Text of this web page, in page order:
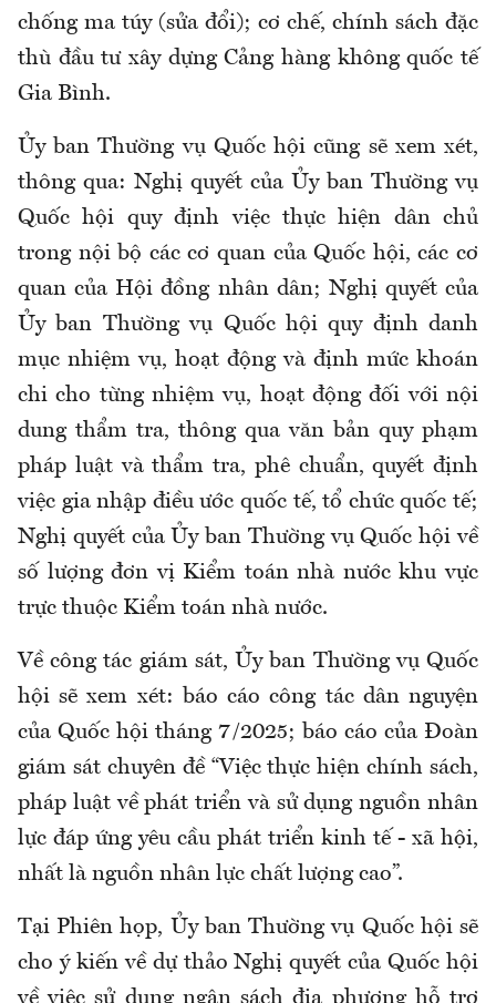
chống ma túy (sửa đổi); cơ chế, chính sách đặc
thù đầu tư xây dựng Cảng hàng không quốc tế
Gia Bình.
Ủy ban Thường vụ Quốc hội cũng sẽ xem xét,
thông qua: Nghị quyết của Ủy ban Thường vụ
Quốc hội quy định việc thực hiện dân chủ
trong nội bộ các cơ quan của Quốc hội, các cơ
quan của Hội đồng nhân dân; Nghị quyết của
Ủy ban Thường vụ Quốc hội quy định danh
mục nhiệm vụ, hoạt động và định mức khoán
chi cho từng nhiệm vụ, hoạt động đối với nội
dung thẩm tra, thông qua văn bản quy phạm
pháp luật và thẩm tra, phê chuẩn, quyết định
việc gia nhập điều ước quốc tế, tổ chức quốc tế;
Nghị quyết của Ủy ban Thường vụ Quốc hội về
số lượng đơn vị Kiểm toán nhà nước khu vực
trực thuộc Kiểm toán nhà nước.
Về công tác giám sát, Ủy ban Thường vụ Quốc
hội sẽ xem xét: báo cáo công tác dân nguyện
của Quốc hội tháng 7/2025; báo cáo của Đoàn
giám sát chuyên đề “Việc thực hiện chính sách,
pháp luật về phát triển và sử dụng nguồn nhân
lực đáp ứng yêu cầu phát triển kinh tế - xã hội,
nhất là nguồn nhân lực chất lượng cao”.
Tại Phiên họp, Ủy ban Thường vụ Quốc hội sẽ
cho ý kiến về dự thảo Nghị quyết của Quốc hội
về việc sử dụng ngân sách địa phương hỗ trợ